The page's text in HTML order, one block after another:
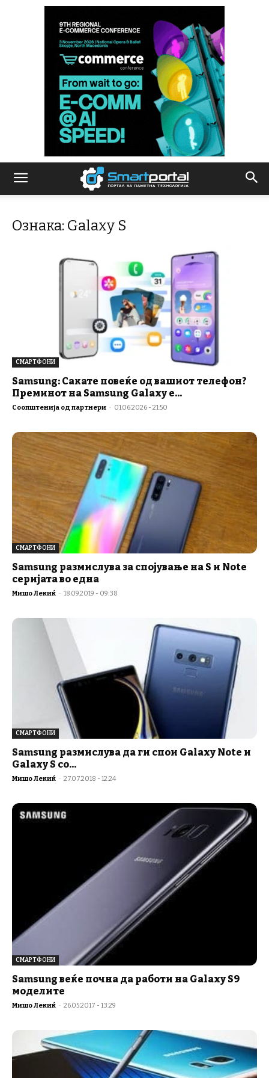
Ознака: Galaxy S
СМАРТФОНИ
Samsung: Сакате повеќе од вашиот телефон?
Преминот на Samsung Galaxy е...
Соопштенија од партнери - 01.06.2026 - 21:50
СМАРТФОНИ
Samsung размислува за спојување на S и Note
серијата во една
Мишо Лекиќ - 18.09.2019 - 09:38
СМАРТФОНИ
Samsung размислува да ги спои Galaxy Note и
Galaxy S со...
Мишо Лекиќ - 27.07.2018 - 12:24
СМАРТФОНИ
Samsung веќе почна да работи на Galaxy S9
моделите
Мишо Лекиќ - 26.05.2017 - 13:29